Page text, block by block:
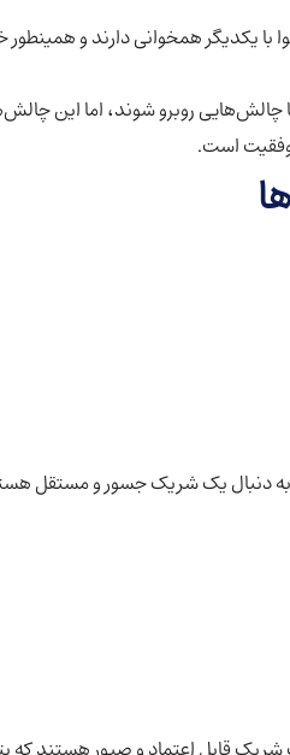
با یکدیگر همخوانی دارند و
روبرو شوند، اما این
است.
دنبال یک شریک جسور و مستقل